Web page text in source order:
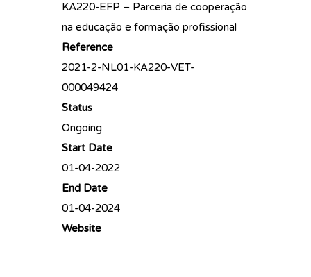
KA220-EFP – Parceria de cooperação
na educação e formação profissional
Reference
2021-2-NL01-KA220-VET-
000049424
Status
Ongoing
Start Date
01-04-2022
End Date
01-04-2024
Website